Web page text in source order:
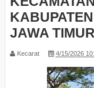
JAWA TIMUR
Kecarat 4/15/2026